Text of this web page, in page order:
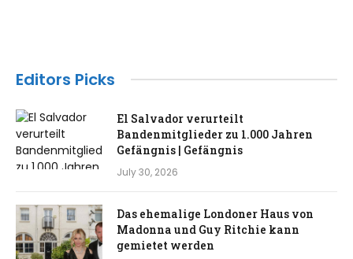
Editors Picks
El Salvador verurteilt
Bandenmitglieder zu 1.000 Jahren
Gefängnis | Gefängnis
July 30, 2026
Das ehemalige Londoner Haus von
Madonna und Guy Ritchie kann
gemietet werden